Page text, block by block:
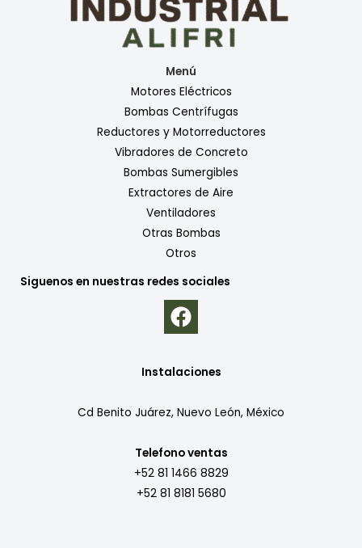
Menú
Motores Eléctricos
Bombas Centrífugas
Reductores y Motorreductores
Vibradores de Concreto
Bombas Sumergibles
Extractores de Aire
Ventiladores
Otras Bombas
Otros
Siguenos en nuestras redes sociales
Instalaciones
Cd Benito Juárez, Nuevo León, México
Telefono ventas
+52 81 1466 8829
+52 81 8181 5680